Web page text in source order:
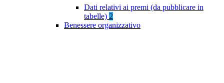
Dati relativi ai premi (da pubblicare in
tabelle) 2
Benessere organizzativo